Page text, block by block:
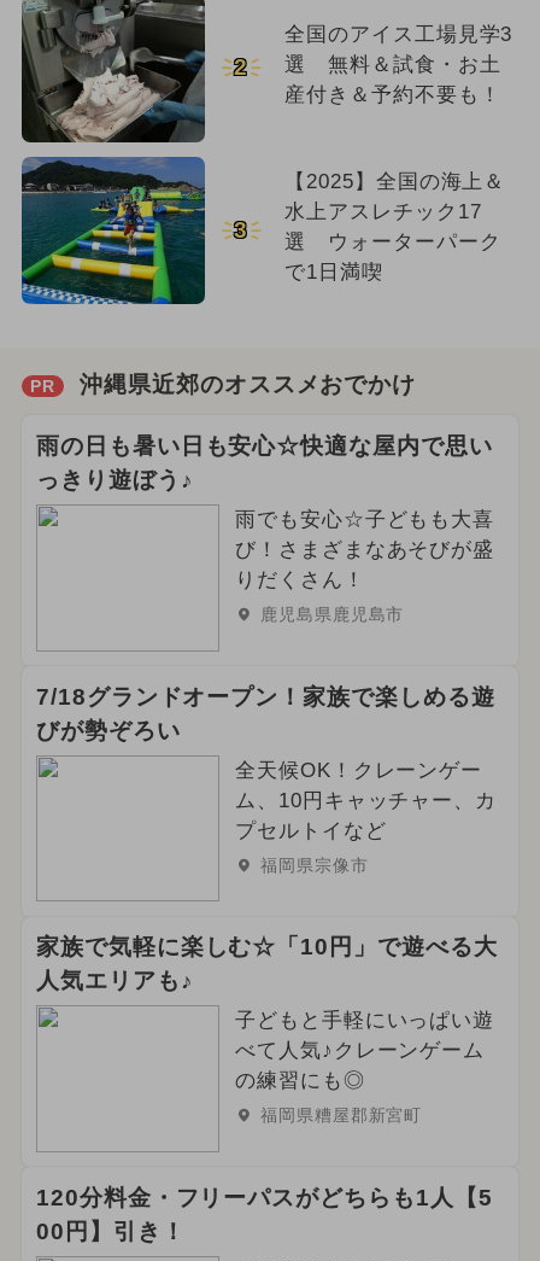
2
全国のアイス工場見学3
選 無料＆試食・お土
産付き＆予約不要も！
3
【2025】全国の海上＆
水上アスレチック17
選 ウォーターパーク
で1日満喫
PR 沖縄県近郊のオススメおでかけ
雨の日も暑い日も安心☆快適な屋内で思い
っきり遊ぼう♪
雨でも安心☆子どもも大喜
び！さまざまなあそびが盛
りだくさん！
鹿児島県鹿児島市
7/18グランドオープン！家族で楽しめる遊
びが勢ぞろい
全天候OK！クレーンゲー
ム、10円キャッチャー、カ
プセルトイなど
福岡県宗像市
家族で気軽に楽しむ☆「10円」で遊べる大
人気エリアも♪
子どもと手軽にいっぱい遊
べて人気♪クレーンゲーム
の練習にも◎
福岡県糟屋郡新宮町
120分料金・フリーパスがどちらも1人【5
00円】引き！